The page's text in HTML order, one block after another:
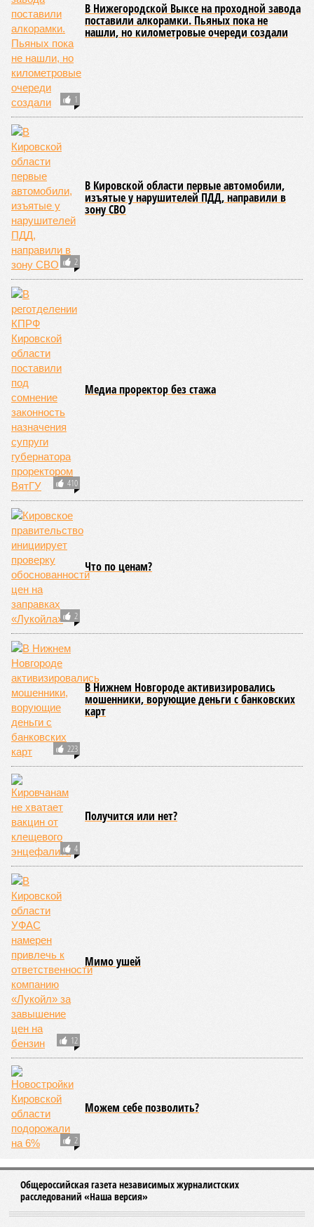
1
В Нижегородской Выксе на проходной завода
поставили алкорамки. Пьяных пока не
нашли, но километровые очереди создали
2
В Кировской области первые автомобили,
изъятые у нарушителей ПДД, направили в
зону СВО
410
Медиа проректор без стажа
2
Что по ценам?
223
В Нижнем Новгороде активизировались
мошенники, ворующие деньги с банковских
карт
4
Получится или нет?
12
Мимо ушей
2
Можем себе позволить?
Общероссийская газета независимых журналистских
расследований «Наша версия»